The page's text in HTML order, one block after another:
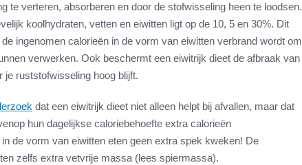
Trainingsfouten top 10
Veel gestelde vragen
te verteren, absorberen en door de stofwisseling heen te loodsen.
koolhydraten, vetten en eiwitten ligt op de 10, 5 en 30%. Dit
ingenomen calorieën in de vorm van eiwitten verbrand wordt om
verwerken. Ook beschermt een eiwitrijk dieet de afbraak van
je ruststofwisseling hoog blijft.
dat een eiwitrijk dieet niet alleen helpt bij afvallen, maar dat
hun dagelijkse caloriebehoefte extra calorieën
de vorm van eiwitten eten geen extra spek kweken! De
zelfs extra vetvrije massa (lees spiermassa).